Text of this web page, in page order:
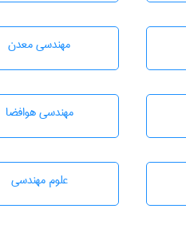
مهندسی معدن
مهندسی هوافضا
علوم مهندسی